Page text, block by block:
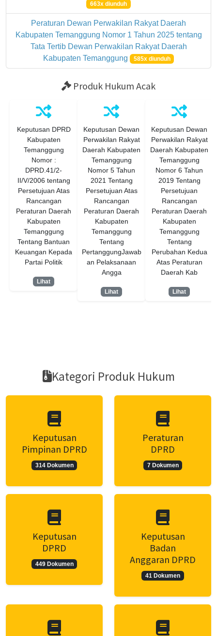
663x diunduh
Peraturan Dewan Perwakilan Rakyat Daerah
Kabupaten Temanggung Nomor 1 Tahun 2025 tentang
Tata Tertib Dewan Perwakilan Rakyat Daerah
Kabupaten Temanggung
585x diunduh
Produk Hukum Acak
Keputusan DPRD
Kabupaten
Temanggung
Nomor :
DPRD.41/2-
II/V/2006 tentang
Persetujuan Atas
Rancangan
Peraturan Daerah
Kabupaten
Temanggung
Tentang Bantuan
Keuangan Kepada
Partai Politik
Lihat
Keputusan Dewan
Perwakilan Rakyat
Daerah Kabupaten
Temanggung
Nomor 5 Tahun
2021 Tentang
Persetujuan Atas
Rancangan
Peraturan Daerah
Kabupaten
Temanggung
Tentang
PertanggungJawab
an Pelaksanaan
Angga
Lihat
Keputusan Dewan
Perwakilan Rakyat
Daerah Kabupaten
Temanggung
Nomor 6 Tahun
2019 Tentang
Persetujuan
Rancangan
Peraturan Daerah
Kabupaten
Temanggung
Tentang
Perubahan Kedua
Atas Peraturan
Daerah Kab
Lihat
Kategori Produk Hukum
Keputusan
Pimpinan DPRD
314 Dokumen
Peraturan
DPRD
7 Dokumen
Keputusan
DPRD
449 Dokumen
Keputusan
Badan
Anggaran DPRD
41 Dokumen